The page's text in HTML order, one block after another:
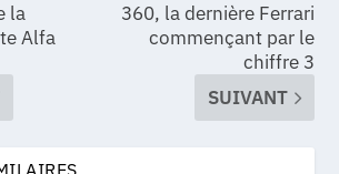
la
Alfa
360, la dernière Ferrari
commençant par le
chiffre 3
SUIVANT